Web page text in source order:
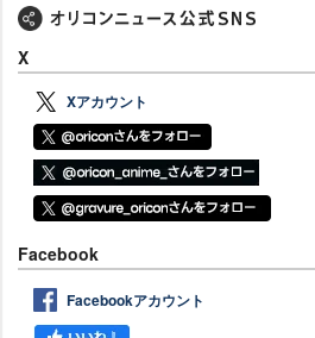
X
Xアカウント
Facebook
Facebookアカウント